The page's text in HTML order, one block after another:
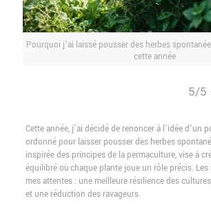
Pourquoi j’ai laissé pousser des herbes
cette année
5/5
Cette année, j’ai décidé de renoncer à l’idée d’un
ordonné pour laisser pousser des herbes
inspirée des principes de la permaculture, vise à
équilibré où chaque plante joue un rôle précis.
mes attentes : une meilleure résilience des
et une réduction des ravageurs.